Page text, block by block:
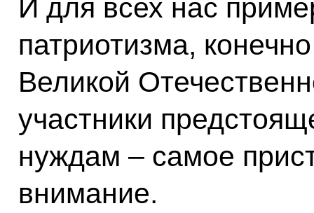
И для всех нас
патриотизма,
Великой
участники
нуждам – самое
внимание.